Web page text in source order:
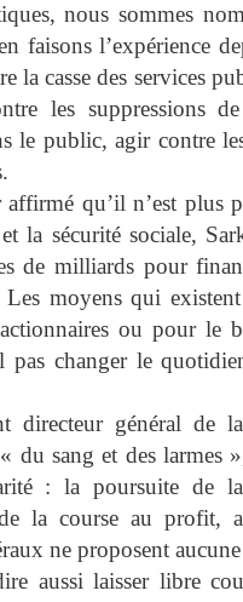
nous sommes
faisons l’expérience
la casse des services
les suppressions
le public, agir contre
qu’il n’est plus
la sécurité sociale,
de milliards pour
Les moyens qui
ou pour le
pas changer le
directeur général de
du sang et des larmes
: la poursuite de
la course au profit,
ne proposent
aussi laisser libre